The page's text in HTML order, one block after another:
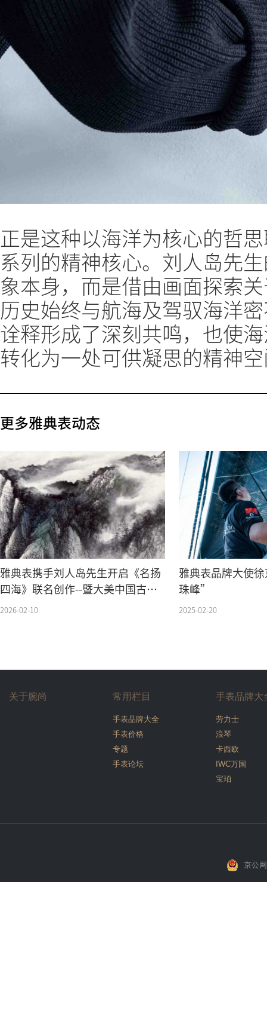
正是这种以海洋为核心的哲
系列的精神核心。刘人岛先
象本身，而是借由画面探索
历史始终与航海及驾驭海洋
诠释形成了深刻共鸣，也使
转化为一处可供凝思的精神
更多雅典表动态
雅典表携手刘人岛先生开启《名扬
四海》联名创作--暨大美中国古韵
大同刘人岛美术作品展盛大开幕
2026-02-10
雅典表品牌大使
珠峰”
2025-02-20
关于腕尚 常用栏目
手表品牌大全
手表价格
专题
手表论坛
手表品牌大
劳力士
浪琴
卡西欧
IWC万国
宝珀
京公